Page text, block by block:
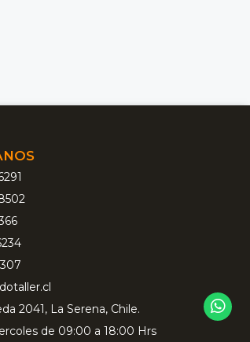
2041, La Serena, Chile.
de 09:00 a 18:00 Hrs